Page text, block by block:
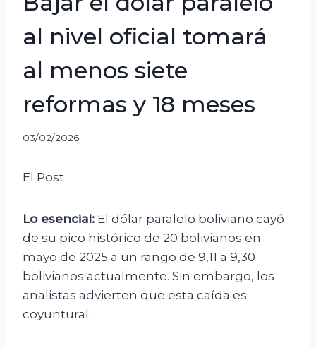
al nivel oficial tomará
al menos siete
reformas y 18 meses
03/02/2026
El Post
Lo esencial: El dólar paralelo boliviano cayó
de su pico histórico de 20 bolivianos en
mayo de 2025 a un rango de 9,11 a 9,30
bolivianos actualmente. Sin embargo, los
analistas advierten que esta caída es
coyuntural.